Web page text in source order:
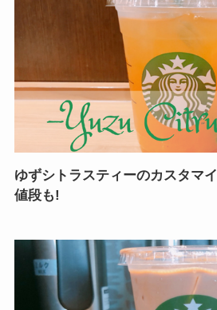
ゆずシトラスティーのカスタマ
値段も!